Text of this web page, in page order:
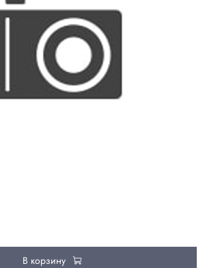
В корзину